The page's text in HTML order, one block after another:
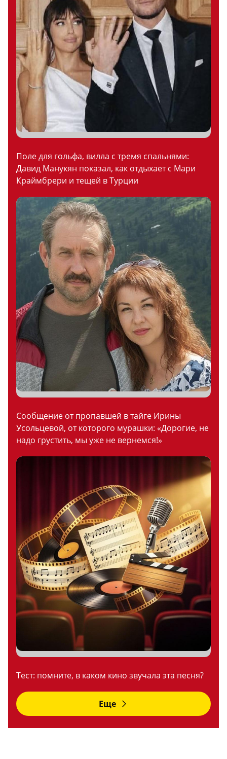
Поле для гольфа, вилла с тремя спальнями:
Давид Манукян показал, как отдыхает с Мари
Краймбрери и тещей в Турции
Сообщение от пропавшей в тайге Ирины
Усольцевой, от которого мурашки: «Дорогие, не
надо грустить, мы уже не вернемся!»
Тест: помните, в каком кино звучала эта песня?
Еще